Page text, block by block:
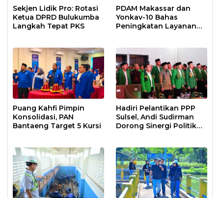
Sekjen Lidik Pro: Rotasi
Ketua DPRD Bulukumba
Langkah Tepat PKS
PDAM Makassar dan
Yonkav-10 Bahas
Peningkatan Layanan
Puang Kahfi Pimpin
Konsolidasi, PAN
Bantaeng Target 5 Kursi
Hadiri Pelantikan PPP
Sulsel, Andi Sudirman
Dorong Sinergi Politik